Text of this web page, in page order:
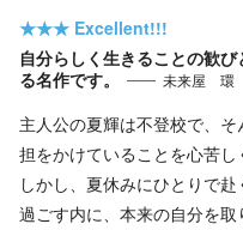
★★★ Excellent!!!
自分らしく生きることの歓
る名作です。
未来屋 環
主人公の夏輝は不登校で、
担をかけていることを心苦し
しかし、夏休みにひとりで
過ごす内に、本来の自分を